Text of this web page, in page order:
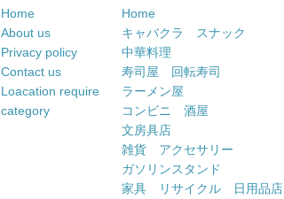
Home
About us
Privacy policy
Contact us
Loacation require
category
Home
キャバクラ スナック
中華料理
寿司屋 回転寿司
ラーメン屋
コンビニ 酒屋
文房具店
雑貨 アクセサリー
ガソリンスタンド
家具 リサイクル 日用品店